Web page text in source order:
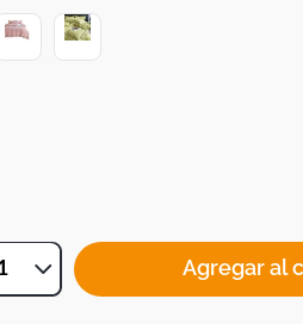
Agregar al